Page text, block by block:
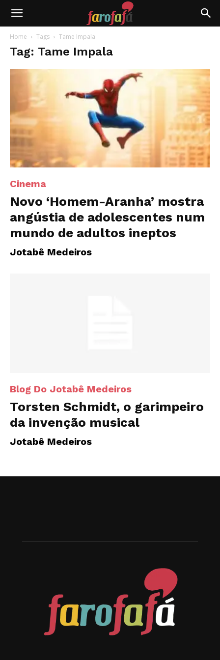
Farofafá
Home Tags Tame Impala
Tag: Tame Impala
Cinema
Novo ‘Homem-Aranha’ mostra
angústia de adolescentes num
mundo de adultos ineptos
Jotabê Medeiros
Blog Do Jotabê Medeiros
Torsten Schmidt, o garimpeiro
da invenção musical
Jotabê Medeiros